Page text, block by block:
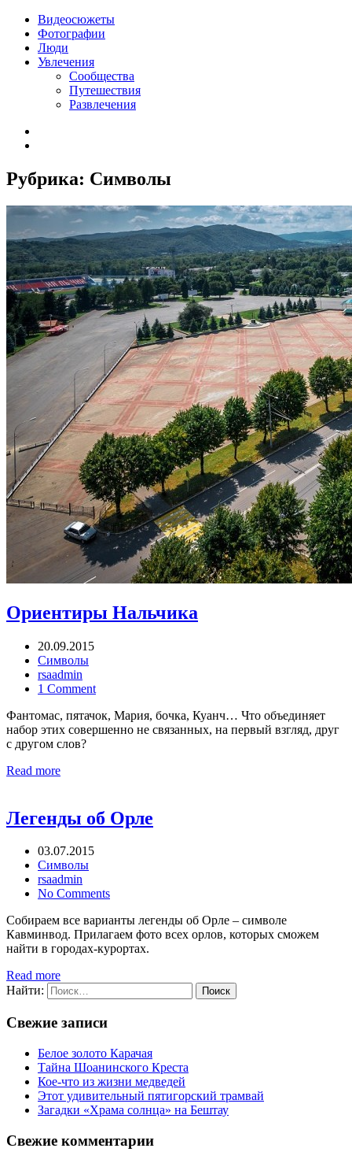
Видеосюжеты
Фотографии
Люди
Увлечения
Сообщества
Путешествия
Развлечения
Рубрика: Символы
Ориентиры Нальчика
20.09.2015
Символы
rsaadmin
1 Comment
Фантомас, пятачок, Мария, бочка, Куанч… Что объединяет
набор этих совершенно не связанных, на первый взгляд, друг
с другом слов?
Read more
Легенды об Орле
03.07.2015
Символы
rsaadmin
No Comments
Собираем все варианты легенды об Орле – символе
Кавминвод. Прилагаем фото всех орлов, которых сможем
найти в городах-курортах.
Read more
Найти:
Свежие записи
Белое золото Карачая
Тайна Шоанинского Креста
Кое-что из жизни медведей
Этот удивительный пятигорский трамвай
Загадки «Храма солнца» на Бештау
Свежие комментарии